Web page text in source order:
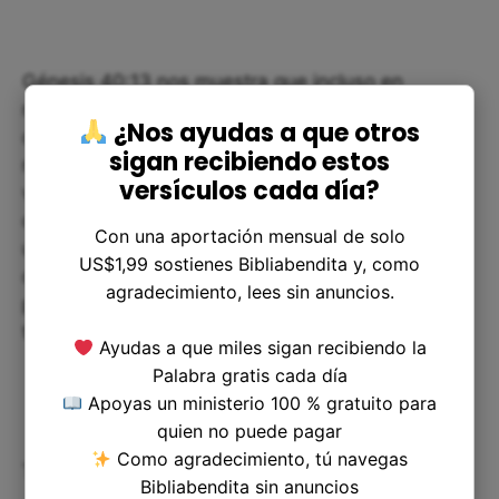
Génesis 40:13 nos muestra que incluso en
momentos de gran dificultad, podemos confiar en
que Dios tiene un plan para nosotros. Si
mantenemos la paciencia y la fe, eventualmente
veremos una luz al final del túnel. Al igual que el
unos días, unas semanas o incluso años antes de
que nuestras oraciones sean respondidas, pero
podemos estar seguros de que Dios está
También podemos aprender de la habilidad de
¿Nos ayudas a que otros
sigan recibiendo estos
versículos cada día?
Con una aportación mensual de solo
US$1,99 sostienes Bibliabendita y, como
agradecimiento, lees sin anuncios.
Ayudas a que miles sigan recibiendo la
Palabra gratis cada día
Apoyas un ministerio 100 % gratuito para
quien no puede pagar
Como agradecimiento, tú navegas
Bibliabendita sin anuncios